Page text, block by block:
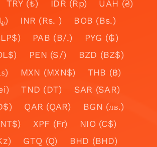
TRY (₺) IDR (Rp)
UAH (₴)
IRR (﷼)
INR (Rs. )
BOB (Bs.)
PAB (B/.)
PYG (₲)
PEN (S/)
BZD (BZ$)
MXN (MXN$)
THB (฿)
TND (DT)
SAR (SAR)
QAR (QAR)
BGN (лв.)
XPF (Fr)
NIO (C$)
GTQ (Q)
BHD (BHD)